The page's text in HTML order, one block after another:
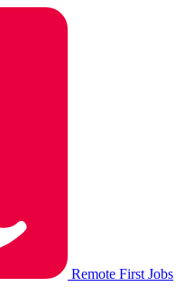
Remote First Jobs